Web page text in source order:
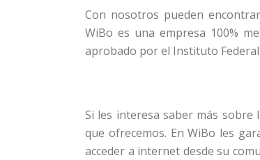
Con nosotros pueden
WiBo es una empresa 100%
aprobado por el Instituto
Si les interesa saber más sobre
que ofrecemos. En WiBo les
acceder a internet desde su